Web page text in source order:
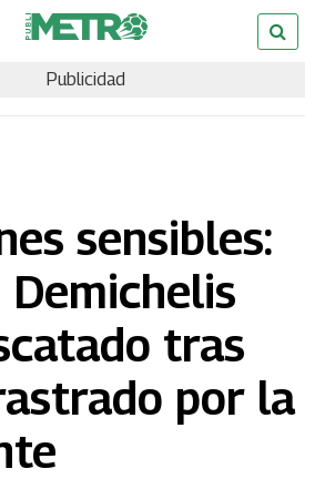
Publicidad
sensibles:
tras
por la